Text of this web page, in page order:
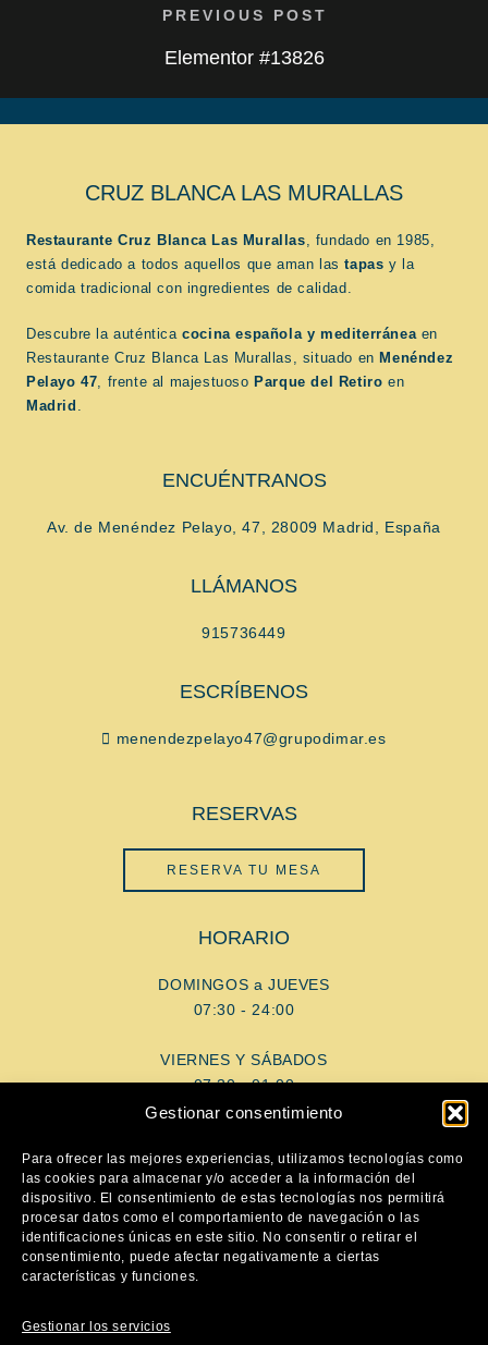
Gestionar consentimiento
Para ofrecer las mejores experiencias, utilizamos tecnologías como
las cookies para almacenar y/o acceder a la información del
dispositivo. El consentimiento de estas tecnologías nos permitirá
procesar datos como el comportamiento de navegación o las
identificaciones únicas en este sitio. No consentir o retirar el
consentimiento, puede afectar negativamente a ciertas
características y funciones.
Gestionar los servicios
PREVIOUS POST
Elementor #13826
CRUZ BLANCA LAS MURALLAS
Restaurante Cruz Blanca Las Murallas, fundado en 1985,
está dedicado a todos aquellos que aman lastapasy la
comida tradicional con ingredientes de calidad.
Descubre la auténticacocina española y mediterráneaen
Restaurante Cruz Blanca Las Murallas, situado en Menéndez
Pelayo 47, frente al majestuoso Parque del Retiro en
Madrid .
ENCUÉNTRANOS
Av. de Menéndez Pelayo, 47, 28009 Madrid, España
LLÁMANOS
915736449
ESCRÍBENOS
menendezpelayo47@grupodimar.es
RESERVAS
RESERVA TU MESA
HORARIO
DOMINGOS a JUEVES
07:30 - 24:00
VIERNES Y SÁBADOS
07:30 - 01:00
AYUDA
Aviso Legal
Política de privacidad
Política de cookies